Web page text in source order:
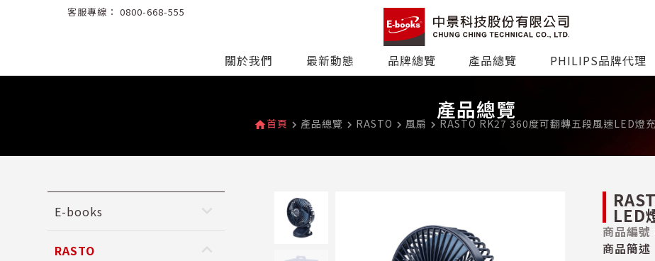
客服專線： 0800-668-555
關於我們 最新動態 品牌總覽 產品總覽 PHILIPS品牌代理
產品總覽
home首頁 navigate_next 產品總覽 navigate_next RASTO navigate_next 風扇 navigate_next RASTO RK27 360度可翻轉五段風速LED燈
E-books keyboard_arrow_down
RASTO keyboard_arrow_up
LED
商品編號
商品簡述